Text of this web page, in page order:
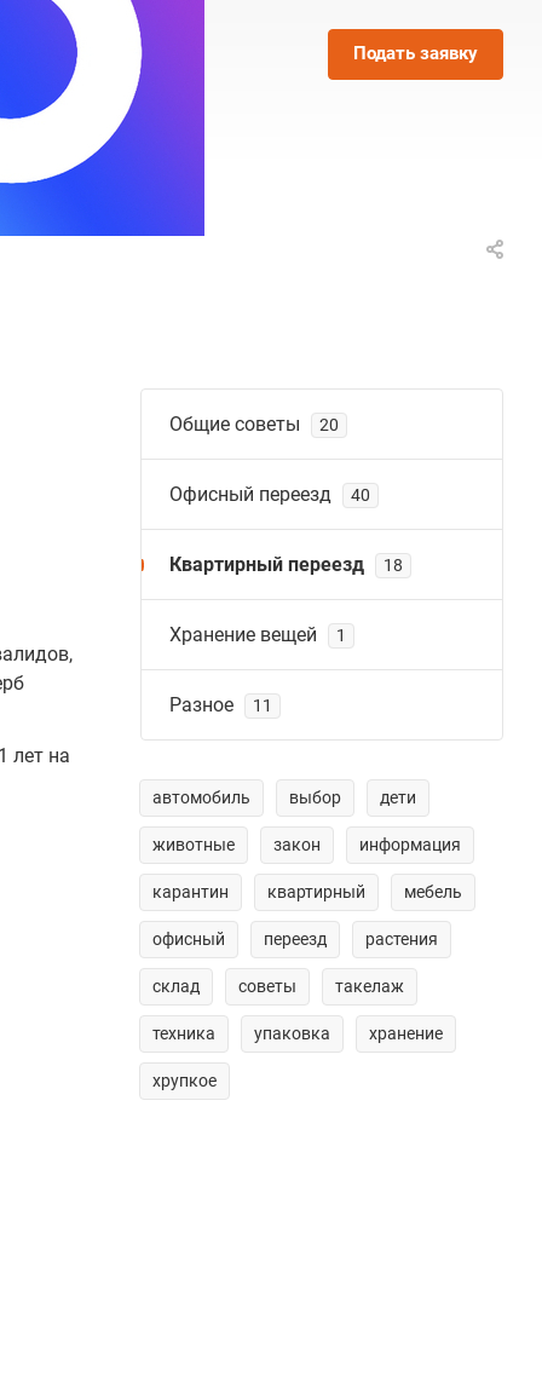
Подать заявку
лет на
Общие советы 20
Офисный переезд 40
Квартирный переезд 18
Хранение вещей 1
Разное 11
автомобиль выбор дети
животные закон информация
карантин квартирный мебель
офисный переезд растения
склад советы такелаж
техника упаковка хранение
хрупкое